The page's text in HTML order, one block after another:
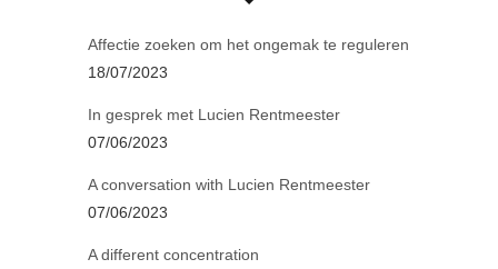
Affectie zoeken om het ongemak te reguleren
18/07/2023
In gesprek met Lucien Rentmeester
07/06/2023
A conversation with Lucien Rentmeester
07/06/2023
A different concentration